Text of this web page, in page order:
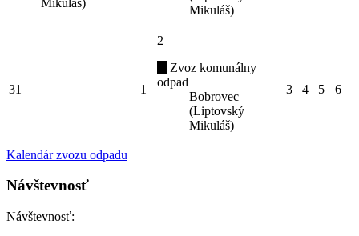
Mikuláš)
31 1
2
Zvoz komunálny
odpad
Bobrovec
(Liptovský
Mikuláš)
3 4 5 6
Kalendár zvozu odpadu
Návštevnosť
Návštevnosť: